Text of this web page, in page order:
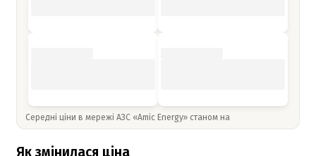
Середні ціни в мережі АЗС «Amic Energy» станом на
Як змінилася ціна